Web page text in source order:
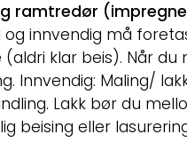
ramtredør
innvendig må
klar beis). Når
Innvendig: Maling/
Lakk bør du
beising eller